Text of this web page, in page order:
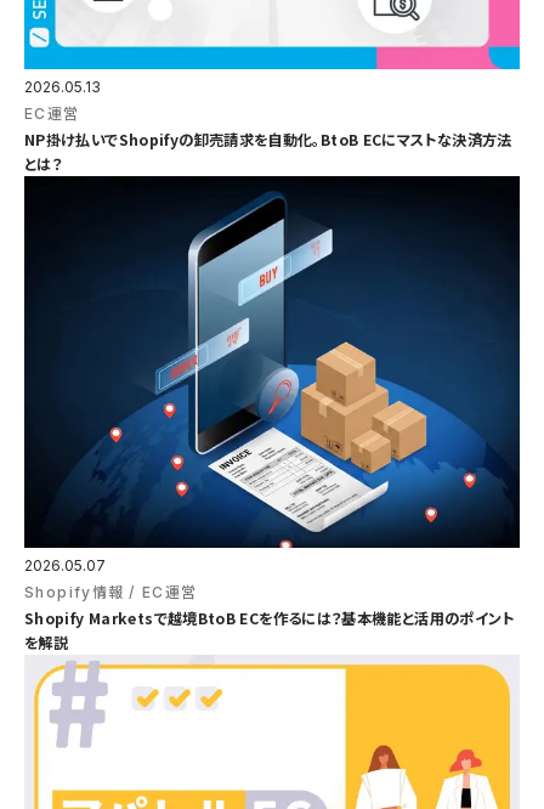
2026.05.13
EC運営
NP掛け払いでShopifyの卸売請求を自動化。BtoB ECにマストな決済方法
とは？
2026.05.07
Shopify情報
EC運営
Shopify Marketsで越境BtoB ECを作るには？基本機能と活用のポイント
を解説